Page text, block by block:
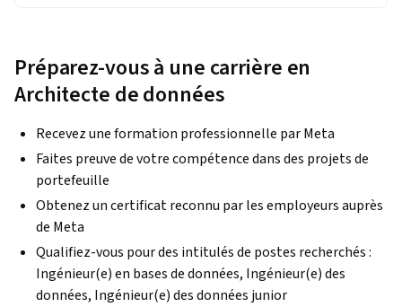
Préparez-vous à une carrière en
Architecte de données
Recevez une formation professionnelle par Meta
Faites preuve de votre compétence dans des projets de
portefeuille
Obtenez un certificat reconnu par les employeurs auprès
de Meta
Qualifiez-vous pour des intitulés de postes recherchés :
Ingénieur(e) en bases de données, Ingénieur(e) des
données, Ingénieur(e) des données junior